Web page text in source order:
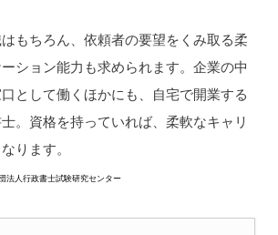
もちろん、依頼者の要望をくみ取る柔
ション能力も求められます。企業の中
として働くほかにも、自宅で開業する
。資格を持っていれば、柔軟なキャリ
ります。
法人行政書士試験研究センター